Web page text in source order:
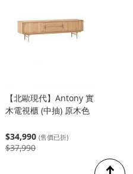
【北歐現代】Antony 實
木電視櫃 (中抽) 原木色
$34,990 (售價已折)
$37,990